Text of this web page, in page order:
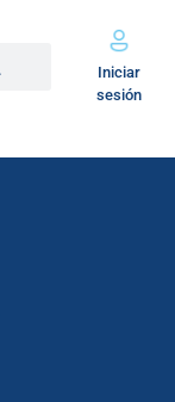
Iniciar
sesión